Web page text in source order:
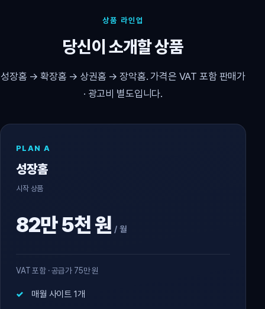
상품 라인업
당신이 소개할 상품
성장홈 → 확장홈 → 상권홈 → 장악홈. 가격은 VAT 포함 판매가
· 광고비 별도입니다.
PLAN A
성장홈
시작 상품
82만 5천 원 / 월
VAT 포함 · 공급가 75만 원
매월 사이트 1개